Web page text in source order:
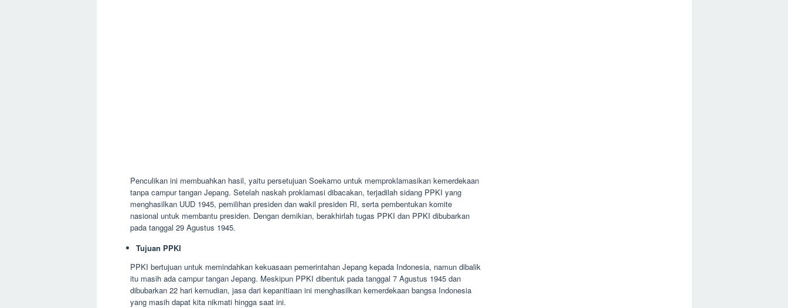
Penculikan ini membuahkan hasil, yaitu persetujuan Soekarno untuk memproklamasikan kemerdekaan
tanpa campur tangan Jepang. Setelah naskah proklamasi dibacakan, terjadilah sidang PPKI yang
menghasilkan UUD 1945, pemilihan presiden dan wakil presiden RI, serta pembentukan komite
nasional untuk membantu presiden. Dengan demikian, berakhirlah tugas PPKI dan PPKI dibubarkan
pada tanggal 29 Agustus 1945.
Tujuan PPKI
PPKI bertujuan untuk memindahkan kekuasaan pemerintahan Jepang kepada Indonesia, namun dibalik
itu masih ada campur tangan Jepang. Meskipun PPKI dibentuk pada tanggal 7 Agustus 1945 dan
dibubarkan 22 hari kemudian, jasa dari kepanitiaan ini menghasilkan kemerdekaan bangsa Indonesia
yang masih dapat kita nikmati hingga saat ini.